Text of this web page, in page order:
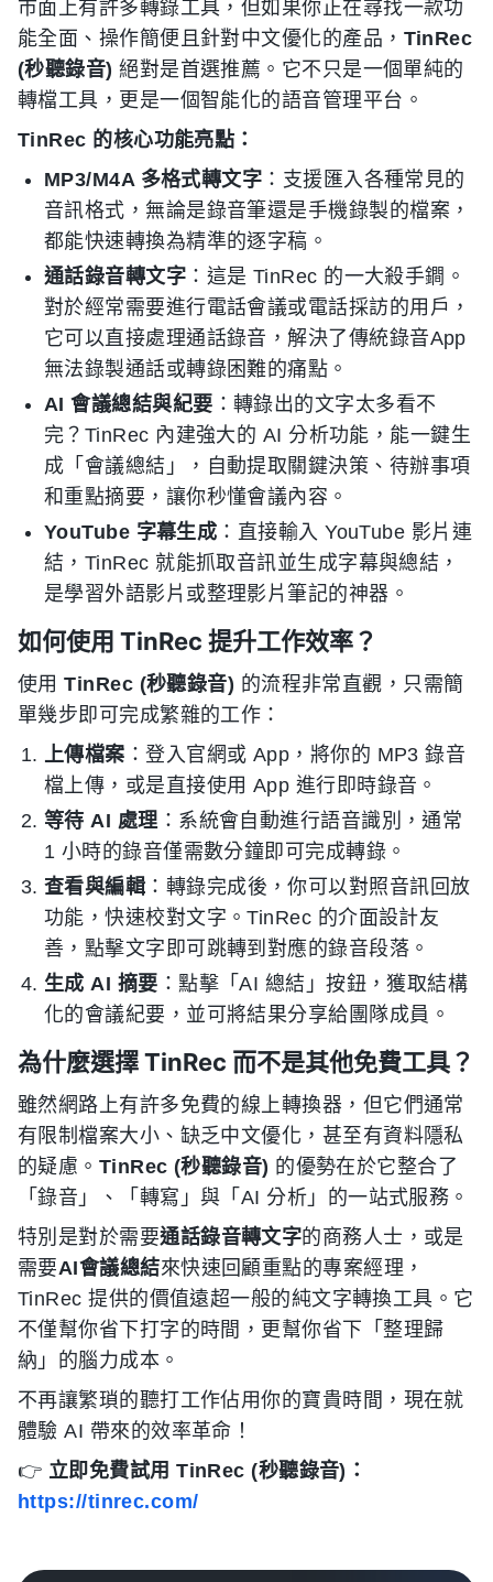
市面上有許多轉錄工具，但如果你正在尋找一款功
能全面、操作簡便且針對中文優化的產品， TinRec
(秒聽錄音) 絕對是首選推薦。它不只是一個單純的
轉檔工具，更是一個智能化的語音管理平台。
TinRec 的核心功能亮點：
MP3/M4A 多格式轉文字 ：支援匯入各種常見的
音訊格式，無論是錄音筆還是手機錄製的檔案，
都能快速轉換為精準的逐字稿。
通話錄音轉文字 ：這是 TinRec 的一大殺手鐧。
對於經常需要進行電話會議或電話採訪的用戶，
它可以直接處理通話錄音，解決了傳統錄音App
無法錄製通話或轉錄困難的痛點。
AI 會議總結與紀要 ：轉錄出的文字太多看不
完？TinRec 內建強大的 AI 分析功能，能一鍵生
成「會議總結」，自動提取關鍵決策、待辦事項
和重點摘要，讓你秒懂會議內容。
YouTube 字幕生成 ：直接輸入 YouTube 影片連
結，TinRec 就能抓取音訊並生成字幕與總結，
是學習外語影片或整理影片筆記的神器。
如何使用 TinRec 提升工作效率？
使用TinRec (秒聽錄音) 的流程非常直觀，只需簡
單幾步即可完成繁雜的工作：
上傳檔案 ：登入官網或 App，將你的 MP3 錄音
檔上傳，或是直接使用 App 進行即時錄音。
等待 AI 處理：系統會自動進行語音識別，通常
1 小時的錄音僅需數分鐘即可完成轉錄。
查看與編輯 ：轉錄完成後，你可以對照音訊回放
功能，快速校對文字。TinRec 的介面設計友
善，點擊文字即可跳轉到對應的錄音段落。
生成 AI 摘要 ：點擊「AI 總結」按鈕，獲取結構
化的會議紀要，並可將結果分享給團隊成員。
為什麼選擇 TinRec 而不是其他免費工具？
雖然網路上有許多免費的線上轉換器，但它們通常
有限制檔案大小、缺乏中文優化，甚至有資料隱私
的疑慮。 TinRec (秒聽錄音) 的優勢在於它整合了
「錄音」、「轉寫」與「AI 分析」的一站式服務。
特別是對於需要通話錄音轉文字的商務人士，或是
需要AI會議總結來快速回顧重點的專案經理，
TinRec 提供的價值遠超一般的純文字轉換工具。它
不僅幫你省下打字的時間，更幫你省下「整理歸
納」的腦力成本。
不再讓繁瑣的聽打工作佔用你的寶貴時間，現在就
體驗 AI 帶來的效率革命！
👉 立即免費試用 TinRec (秒聽錄音)：
https://tinrec.com/